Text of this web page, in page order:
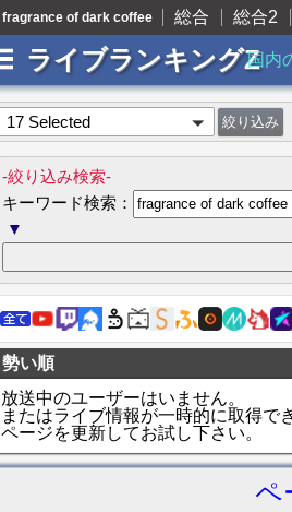
fragrance of dark coffee 総合 総合2
ライブランキングZ国内
17 Selected
-絞り込み検索-
キーワード検索：
▼
勢い順
放送中のユーザーはいません。
またはライブ情報が一時的に取得で
ページを更新してお試し下さい。
ペ